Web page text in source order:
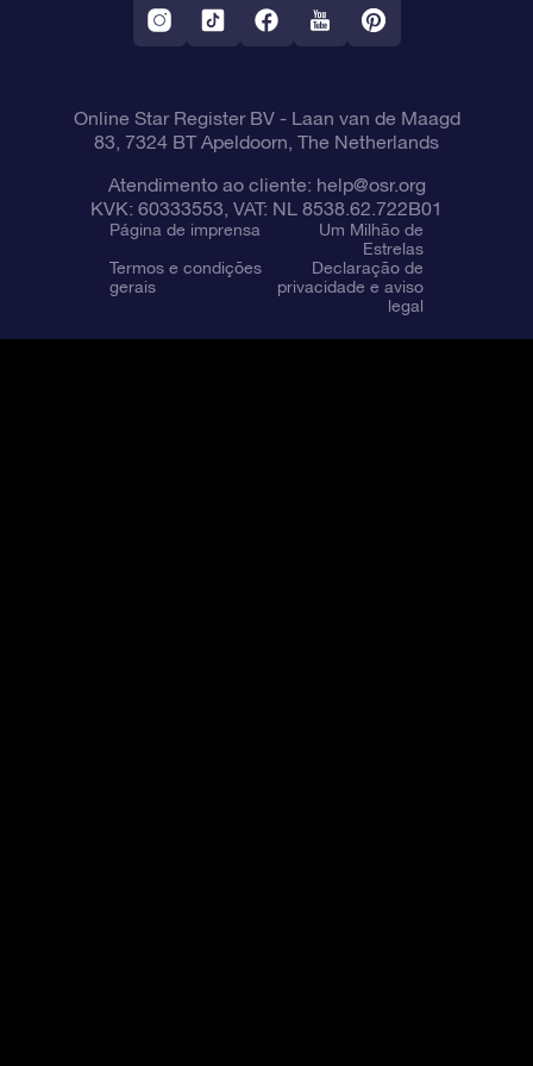
Online Star Register BV- Laan van de Maagd
83, 7324 BT Apeldoorn, The Netherlands
Atendimento ao cliente: help@osr.org
KVK: 60333553, VAT: NL 8538.62.722B01
Página de imprensa
Um Milhão de
Estrelas
Termos e condições
gerais
Declaração de
privacidade e aviso
legal